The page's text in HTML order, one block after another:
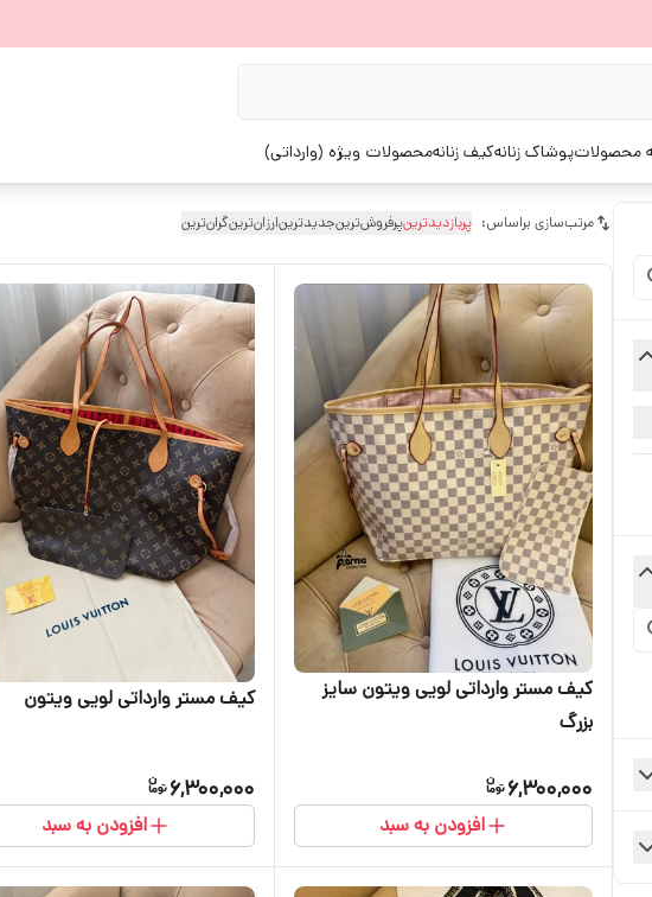
محصولاتپوشاک زنانهکیف زنانهمحصولات ویژه (وارداتی)
مرتب‌سازی براساس: پربازدیدترینپرفروش‌ترینجدیدترینارزان‌ترینگران‌ترین
کیف مستر وارداتی لویی ویتون سایز
بزرگ
6,300,000
افزودن به سبد
کیف مستر وارداتی لویی ویتون
6,300,000
افزودن به سبد